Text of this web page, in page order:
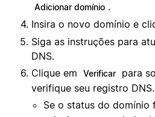
Adicionar domínio .
Insira o novo domínio e
Siga as instruções para
DNS.
Clique em
Verificar
para
verifique seu registro DNS.
Se o status do domínio